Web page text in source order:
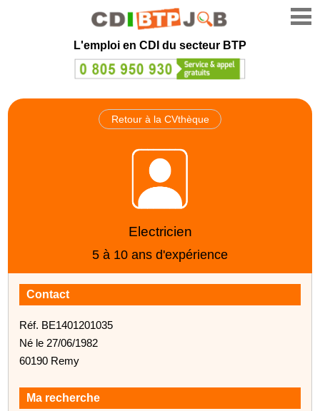
L'emploi en CDI du secteur BTP
Retour à la CVthèque
Electricien
5 à 10 ans d'expérience
Contact
Réf. BE1401201035
Né le 27/06/1982
60190 Remy
Ma recherche